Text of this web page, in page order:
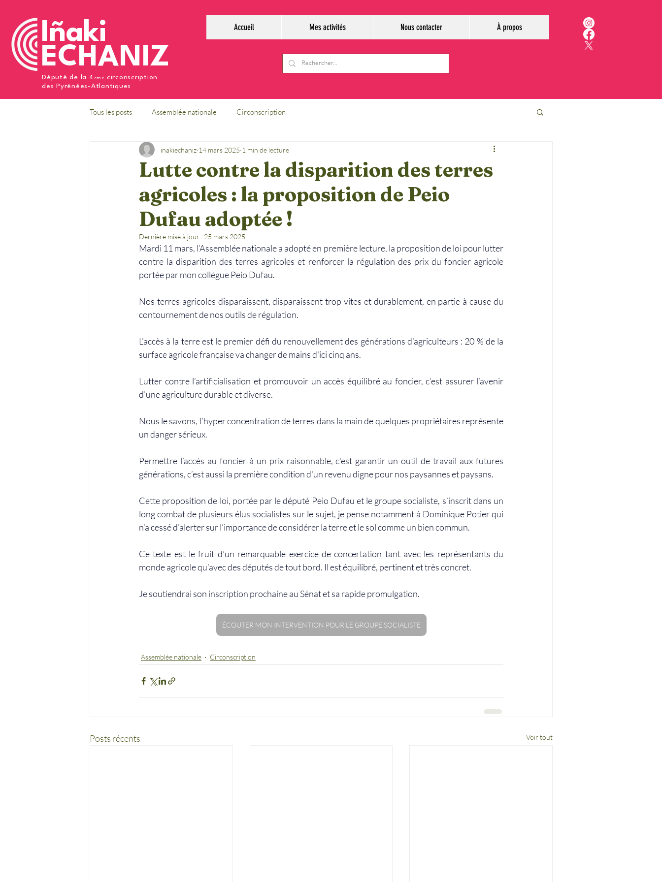
Iñaki
ECHANIZ
Député de la 4 eme
circonscription
des Pyrénées-Atlantiques
Accueil Mes activités Nous contacter À propos
Tous les posts Assemblée nationale Circonscription
Lutte contre la disparition des terres
agricoles : la proposition de Peio
Dufau adoptée !
inakiechaniz 14 mars 2025 1 min de lecture
Dernière mise à jour : 25 mars 2025
Mardi 11 mars, l’Assemblée nationale a adopté en première lecture, la proposition de loi pour lutter
contre la disparition des terres agricoles et renforcer la régulation des prix du foncier agricole
portée par mon collègue Peio Dufau.
Nos terres agricoles disparaissent, disparaissent trop vites et durablement, en partie à cause du
contournement de nos outils de régulation.
L’accès à la terre est le premier défi du renouvellement des générations d’agriculteurs : 20 % de la
surface agricole française va changer de mains d'ici cinq ans.
Lutter contre l’artificialisation et promouvoir un accès équilibré au foncier, c’est assurer l’avenir
d’une agriculture durable et diverse.
Nous le savons, l’hyper concentration de terres dans la main de quelques propriétaires représente
un danger sérieux.
Permettre l’accès au foncier à un prix raisonnable, c'est garantir un outil de travail aux futures
générations, c’est aussi la première condition d'un revenu digne pour nos paysannes et paysans.
Cette proposition de loi, portée par le député Peio Dufau et le groupe socialiste, s’inscrit dans un
long combat de plusieurs élus socialistes sur le sujet, je pense notamment à Dominique Potier qui
n’a cessé d’alerter sur l’importance de considérer la terre et le sol comme un bien commun.
Ce texte est le fruit d’un remarquable exercice de concertation tant avec les représentants du
monde agricole qu’avec des députés de tout bord. Il est équilibré, pertinent et très concret.
Je soutiendrai son inscription prochaine au Sénat et sa rapide promulgation.
ÉCOUTER MON INTERVENTION POUR LE GROUPE SOCIALISTE
Assemblée nationale Circonscription
Posts récents Voir tout